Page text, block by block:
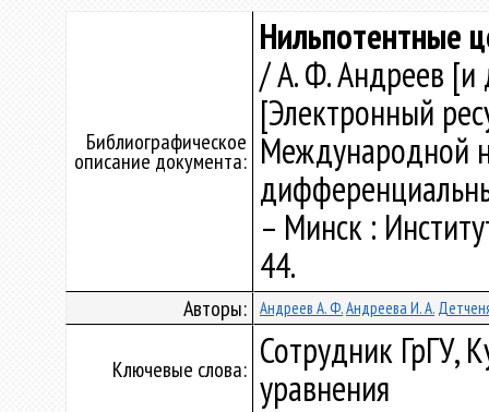
Библиографическое
описание документа:
Нильпотентные
/ А. Ф. Андреев [и
[Электронный
Международной
– Минск :
44.
Авторы: Андреев А. Ф.Андреева И. А.
Ключевые слова: Сотрудник ГрГУ,
уравнения